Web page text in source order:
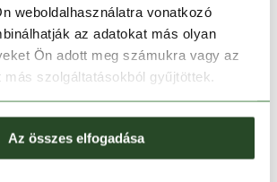
weboldalhasználatra vonatkozó
az adatokat más olyan
Ön adott meg számukra vagy az
szolgáltatásokból gyűjtöttek.
Az összes elfogadása